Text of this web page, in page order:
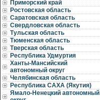
Приморский край
Ростовская область
Саратовская область
Свердловская область
Тульская область
Тюменская область
Тверская область
Республика Удмуртия
Ханты-Мансийский
автономный округ
Челябинская область
Республика САХА (Якутия)
Ямало-Ненецкий автономный